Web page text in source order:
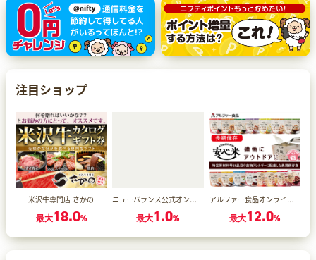
注目ショップ
米沢牛専門店 さかの
最大18.0%
ニューバランス公式オンラインアウトレット
最大1.0%
アルファー食品オンラインショップ
最大12.0%